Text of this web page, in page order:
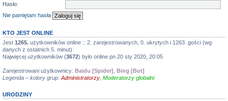
Hasło:
Nie pamiętam hasła
KTO JEST ONLINE
Jest 1265. użytkowników online :: 2. zarejestrowanych, 0. ukrytych i 1263. gości (wg
danych z ostatnich 5. minut)
Najwięcej użytkowników (3672) było online pn 20 sty 2020, 20:05
Zarejestrowani użytkownicy: Baidu [Spider] Bing [Bot]
Legenda – kolory grup: Administratorzy Moderatorzy globalni
URODZINY